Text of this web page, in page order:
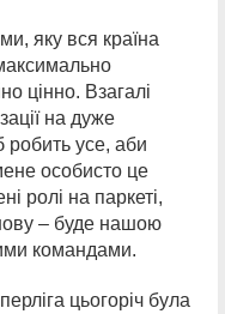
яку вся країна
цінно. Взагалі
на дуже
робить усе, аби
особисто це
ролі на паркеті,
– буде нашою
командами.
цьогоріч була